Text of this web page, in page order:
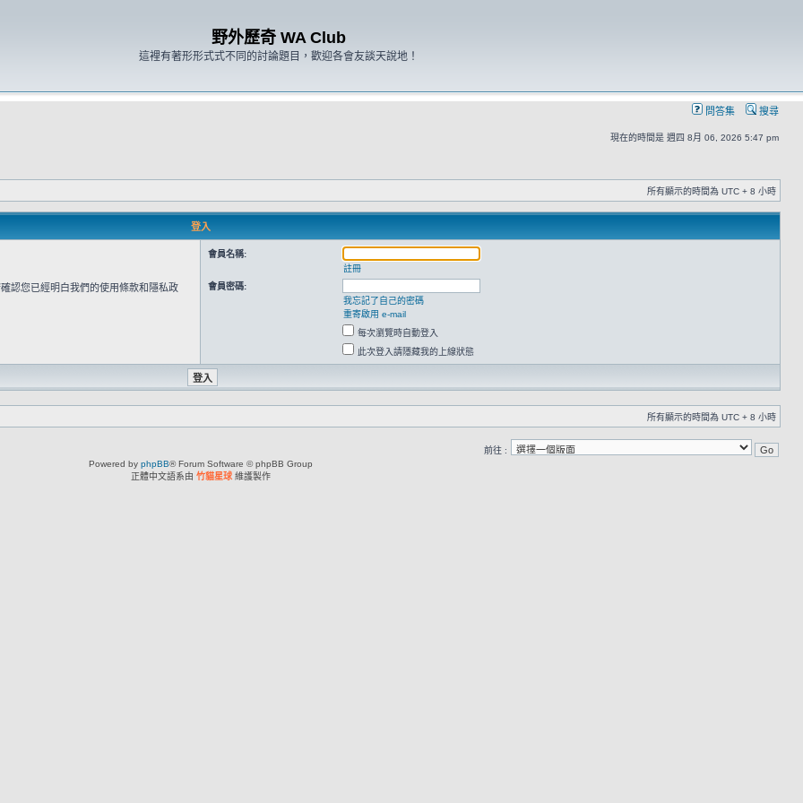
野外歷奇 WA Club
這裡有著形形式式不同的討論題目，歡迎各會友談天說地！
問答集 搜尋
現在的時間是 週四 8月 06, 2026 5:47 pm
所有顯示的時間為 UTC + 8 小時
登入
認您已經明白我們的使用條款和隱私政
會員名稱:
註冊
會員密碼:
我忘記了自己的密碼
重寄啟用 e-mail
每次瀏覽時自動登入
此次登入請隱藏我的上線狀態
所有顯示的時間為 UTC + 8 小時
前往 :
Powered by phpBB® Forum Software © phpBB Group
正體中文語系由 竹貓星球 維護製作